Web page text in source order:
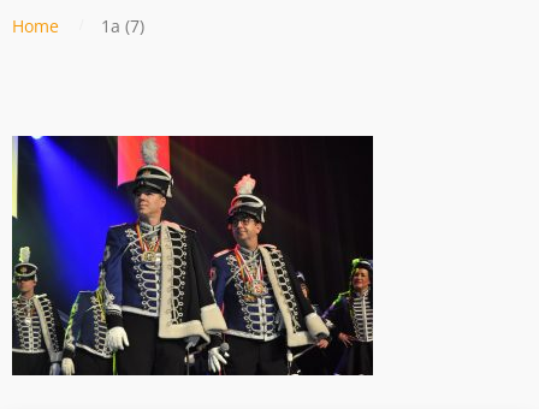
Home 1a (7)